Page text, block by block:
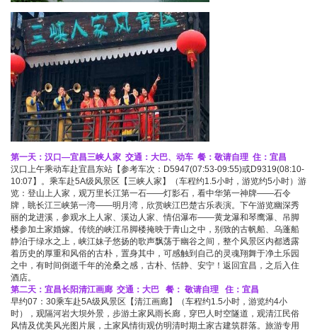
第一天：汉口—宜昌三峡人家 交通：大巴、动车 餐：敬请自理 住：宜昌
汉口上午乘动车赴宜昌东站【参考车次：D5947(07:53-09:55)或D9319(08:10-
10:07】。乘车赴5A级风景区【三峡人家】（车程约1.5小时，游览约5小时）游
览：登山上人家，观万里长江第一石——灯影石，看中华第一神牌——石令
牌，眺长江三峡第一湾——明月湾，欣赏峡江巴楚古乐表演。下午游览幽深秀
丽的龙进溪，参观水上人家、溪边人家、情侣瀑布——黄龙瀑和琴鹰瀑、吊脚
楼参加土家婚嫁。传统的峡江吊脚楼掩映于青山之中，别致的古帆船、乌蓬船
静泊于绿水之上，峡江妹子悠扬的歌声飘荡于幽谷之间，整个风景区内都透露
着历史的厚重和风俗的古朴，置身其中，可感触到自己的灵魂翔舞于净土乐园
之中，有时间倒逝千年的沧桑之感，古朴、恬静、安宁！返回宜昌，之后入住
酒店。
第二天：宜昌长阳清江画廊 交通：大巴 餐： 敬请自理 住：宜昌
早约07：30乘车赴5A级风景区【清江画廊】（车程约1.5小时，游览约4小
时），观隔河岩大坝外景，步游土家风雨长廊，穿巴人时空隧道，观清江民俗
风情及优美风光图片展，土家风情街观仿明清时期土家古建筑群落。旅游专用